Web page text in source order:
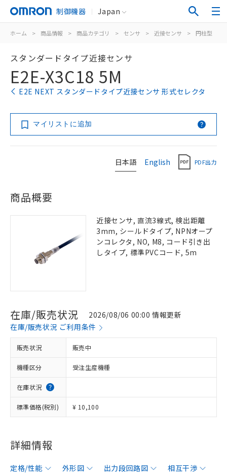
制御機器 Japan
ホーム > 商品情報 > 商品カテゴリ > センサ > 近接センサ > 円柱型
スタンダードタイプ近接センサ
E2E-X3C18 5M
E2E NEXT スタンダードタイプ近接センサ 形式セレクタ
マイリストに追加
日本語 English PDF出力
商品概要
近接センサ, 直流3線式, 検出距離
3mm, シールドタイプ, NPNオープ
ンコレクタ, NO, M8, コード引き出
しタイプ, 標準PVCコード, 5m
在庫/販売状況
2026/08/06 00:00 情報更新
在庫/販売状況 ご利用条件
販売状況 販売中
機種区分 受注生産機種
在庫状況
標準価格(税別) ¥ 10,100
詳細情報
定格/性能 外形図 出力段回路図
相互干渉